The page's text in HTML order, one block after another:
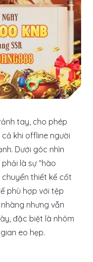
tay, cho phép
khi offline người
Dưới góc nhìn
là sự “hào
chuyển thiết kế cốt
phù hợp với tệp
nhưng vẫn
đặc biệt là nhóm
eo hẹp.